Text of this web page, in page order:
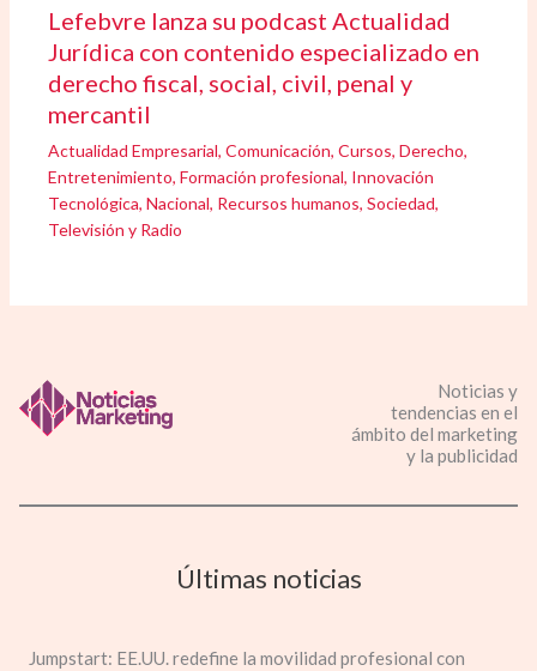
Lefebvre lanza su podcast Actualidad
Jurídica con contenido especializado en
derecho fiscal, social, civil, penal y
mercantil
Actualidad Empresarial,Comunicación,Cursos,Derecho,
Entretenimiento,Formación profesional, Innovación
Tecnológica,Nacional, Recursos humanos,Sociedad,
Televisión y Radio
Noticias y
tendencias en el
ámbito del marketing
y la publicidad
Últimas noticias
Jumpstart: EE.UU. redefine la movilidad profesional con